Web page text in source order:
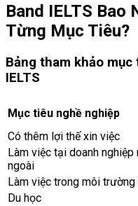
Band IELTS Bao
Từng Mục Tiêu?
Bảng tham khảo
IELTS
Mục tiêu nghề nghiệp
Có thêm lợi thế xin việc
Làm việc tại doanh nghiệp
ngoài
Làm việc trong môi
Du học